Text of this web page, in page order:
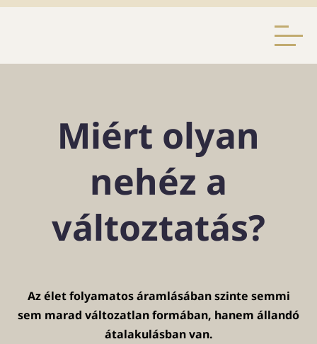
Miért olyan
nehéz a
változtatás?
Az élet folyamatos áramlásában szinte semmi
sem marad változatlan formában, hanem állandó
átalakulásban van.